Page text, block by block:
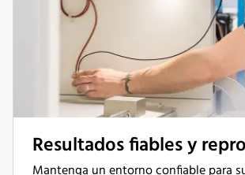
Resultados fiables y